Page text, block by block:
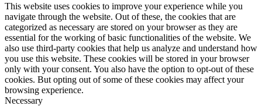
This website uses cookies to improve your experience while you
navigate through the website. Out of these, the cookies that are
categorized as necessary are stored on your browser as they are
essential for the working of basic functionalities of the website. We
also use third-party cookies that help us analyze and understand how
you use this website. These cookies will be stored in your browser
only with your consent. You also have the option to opt-out of these
cookies. But opting out of some of these cookies may affect your
browsing experience.
Necessary